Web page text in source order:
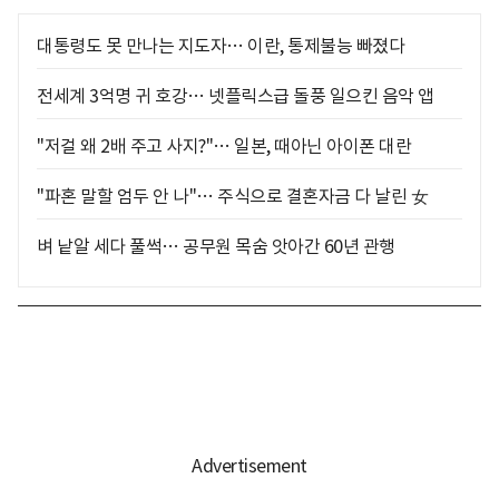
대통령도 못 만나는 지도자… 이란, 통제불능 빠졌다
전세계 3억명 귀 호강… 넷플릭스급 돌풍 일으킨 음악 앱
"저걸 왜 2배 주고 사지?"… 일본, 때아닌 아이폰 대란
"파혼 말할 엄두 안 나"… 주식으로 결혼자금 다 날린 女
벼 낱알 세다 풀썩… 공무원 목숨 앗아간 60년 관행